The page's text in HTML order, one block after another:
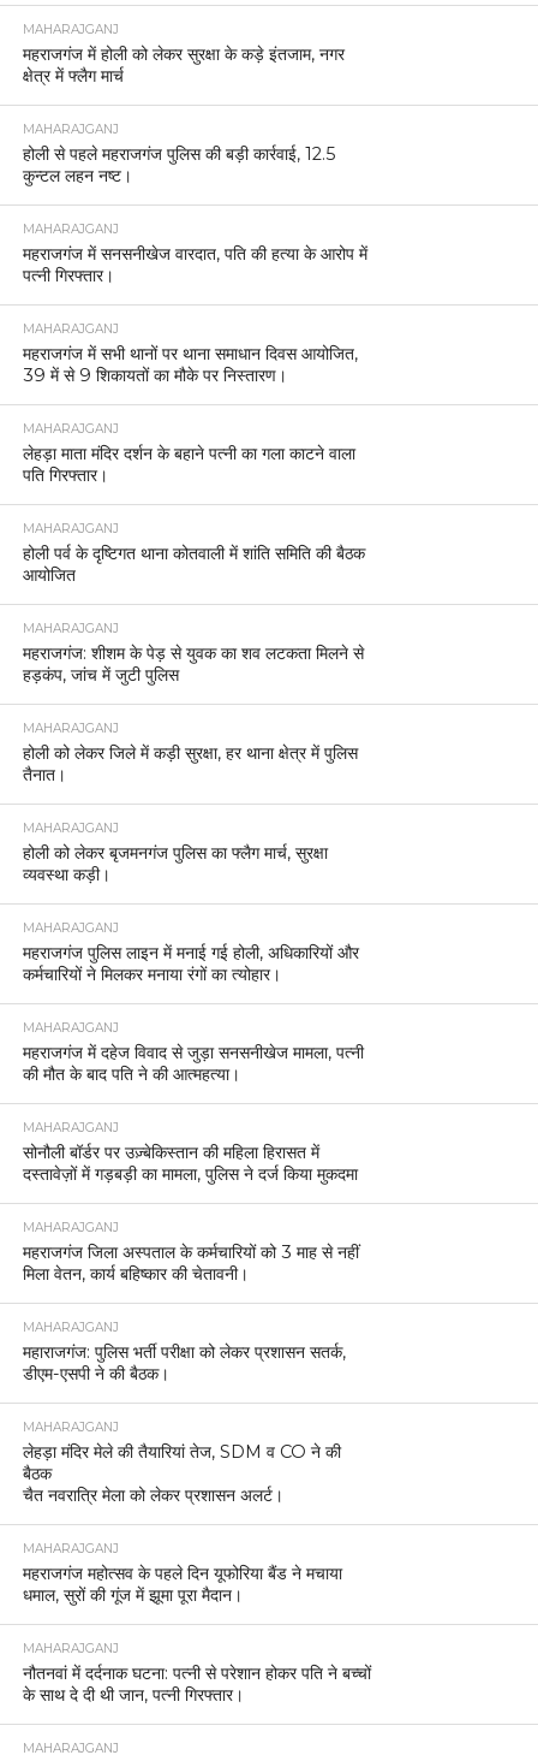
MAHARAJGANJ
महराजगंज में होली को लेकर सुरक्षा के कड़े इंतजाम, नगर
क्षेत्र में फ्लैग मार्च
MAHARAJGANJ
होली से पहले महराजगंज पुलिस की बड़ी कार्रवाई, 12.5
कुन्टल लहन नष्ट।
MAHARAJGANJ
महराजगंज में सनसनीखेज वारदात, पति की हत्या के आरोप में
पत्नी गिरफ्तार।
MAHARAJGANJ
महराजगंज में सभी थानों पर थाना समाधान दिवस आयोजित,
39 में से 9 शिकायतों का मौके पर निस्तारण।
MAHARAJGANJ
लेहड़ा माता मंदिर दर्शन के बहाने पत्नी का गला काटने वाला
पति गिरफ्तार।
MAHARAJGANJ
होली पर्व के दृष्टिगत थाना कोतवाली में शांति समिति की बैठक
आयोजित
MAHARAJGANJ
महराजगंज: शीशम के पेड़ से युवक का शव लटकता मिलने से
हड़कंप, जांच में जुटी पुलिस
MAHARAJGANJ
होली को लेकर जिले में कड़ी सुरक्षा, हर थाना क्षेत्र में पुलिस
तैनात।
MAHARAJGANJ
होली को लेकर बृजमनगंज पुलिस का फ्लैग मार्च, सुरक्षा
व्यवस्था कड़ी।
MAHARAJGANJ
महराजगंज पुलिस लाइन में मनाई गई होली, अधिकारियों और
कर्मचारियों ने मिलकर मनाया रंगों का त्योहार।
MAHARAJGANJ
महराजगंज में दहेज विवाद से जुड़ा सनसनीखेज मामला, पत्नी
की मौत के बाद पति ने की आत्महत्या।
MAHARAJGANJ
सोनौली बॉर्डर पर उज़्बेकिस्तान की महिला हिरासत में
दस्तावेज़ों में गड़बड़ी का मामला, पुलिस ने दर्ज किया मुकदमा
MAHARAJGANJ
महराजगंज जिला अस्पताल के कर्मचारियों को 3 माह से नहीं
मिला वेतन, कार्य बहिष्कार की चेतावनी।
MAHARAJGANJ
महाराजगंज: पुलिस भर्ती परीक्षा को लेकर प्रशासन सतर्क,
डीएम-एसपी ने की बैठक।
MAHARAJGANJ
लेहड़ा मंदिर मेले की तैयारियां तेज, SDM व CO ने की
बैठक
चैत नवरात्रि मेला को लेकर प्रशासन अलर्ट।
MAHARAJGANJ
महराजगंज महोत्सव के पहले दिन यूफोरिया बैंड ने मचाया
धमाल, सुरों की गूंज में झूमा पूरा मैदान।
MAHARAJGANJ
नौतनवां में दर्दनाक घटना: पत्नी से परेशान होकर पति ने बच्चों
के साथ दे दी थी जान, पत्नी गिरफ्तार।
MAHARAJGANJ